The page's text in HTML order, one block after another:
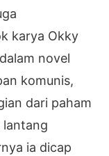
karya Okky
novel
komunis,
dari paham
lantang
ia dicap